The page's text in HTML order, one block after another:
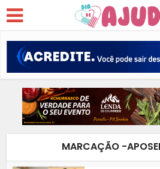
MARCAÇÃO -